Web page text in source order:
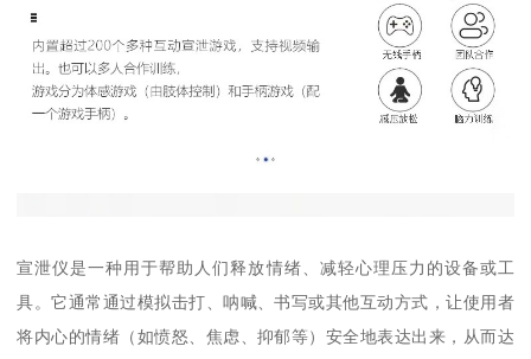
宣泄仪是一种用于帮助人们释放情绪、减轻心理压力的设备或工
具。它通常通过模拟击打、呐喊、书写或其他互动方式，让使用者
将内心的情绪（如愤怒、焦虑、抑郁等）安全地表达出来，从而达